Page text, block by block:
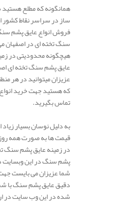
همانگونه که مطلع هستید
ساز در سراسر نقاط کشور
فروش انواع عایق پشم
سنگ تخته ای در اصفهان
هیچگونه محدودیتی در
عایق پشم سنگ تخته ای
عزیزان میتوانید در هر
که هستید جهت خرید
تماس بگیرید.
به دلیل نوسان بسیار
قیمت ها به صورت همه
در زمینه عایق پشم سنگ
پشم سنگ در این
شما عزیزان می بایست
دقیق عایق پشم سنگ با
شده در این وب سایت در